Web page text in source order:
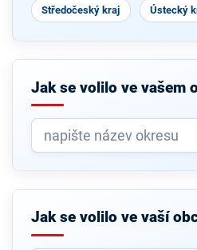
Středočeský kraj Ústecký
Jak se volilo ve vašem
Jak se volilo ve vaší